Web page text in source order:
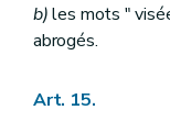
b)les mots "
abrogés.
Art. 15.